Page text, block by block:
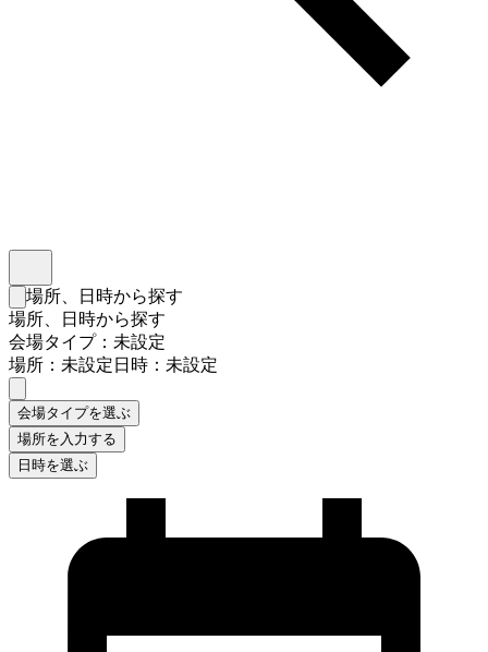
検索フォームを閉じる
場所、日時から探す
場所、日時から探す
会場タイプ：未設定
場所：未設定日時：未設定
会場タイプを選ぶ
場所を入力する
日時を選ぶ